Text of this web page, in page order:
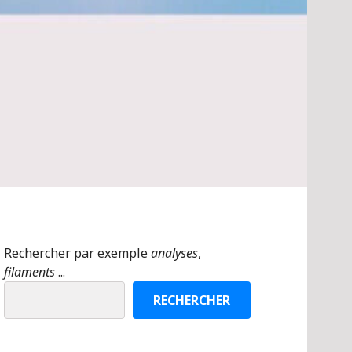
Rechercher par exempleanalyses,
filaments...
RECHERCHER